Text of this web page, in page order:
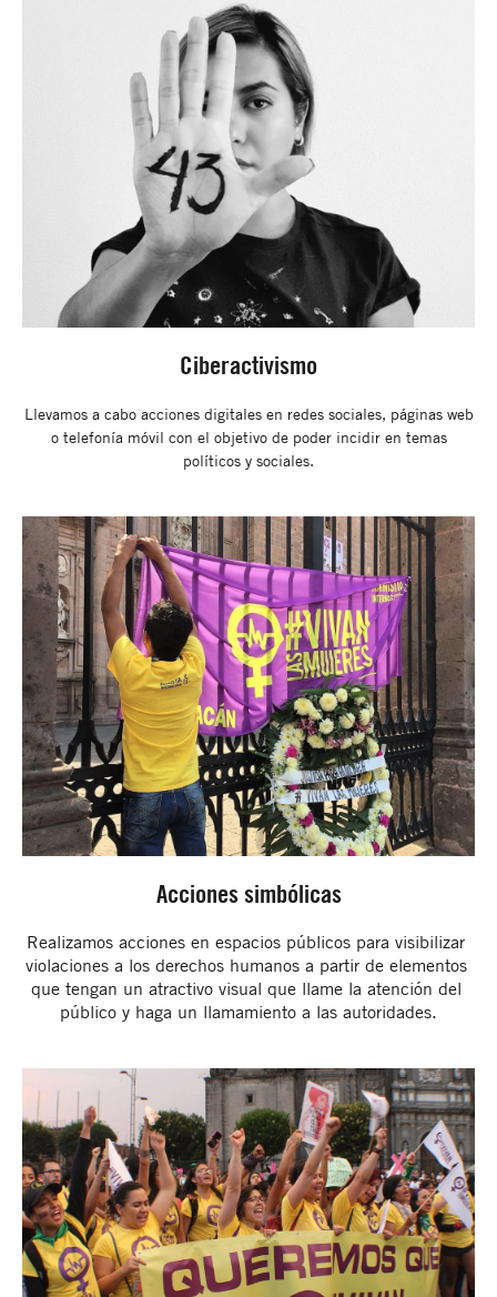
Ciberactivismo
Llevamos a cabo acciones digitales en redes sociales, páginas web
o telefonía móvil con el objetivo de poder incidir en temas
políticos y sociales.​
Acciones simbólicas
Realizamos acciones en espacios públicos para visibilizar
violaciones a los derechos humanos a partir de elementos
que tengan un atractivo visual que llame la atención del
público y haga un llamamiento a las autoridades.